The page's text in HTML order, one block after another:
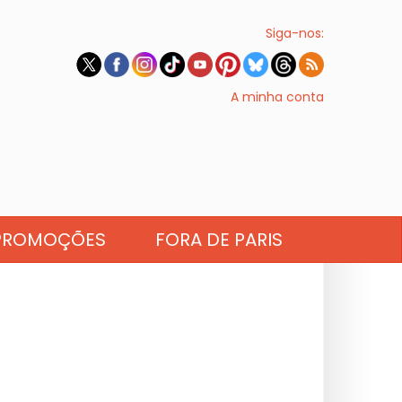
Siga-nos:
A minha conta
FORA DE PARIS